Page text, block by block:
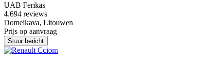
UAB Ferikas
4.694 reviews
Domeikava, Litouwen
Prijs op aanvraag
Stuur bericht